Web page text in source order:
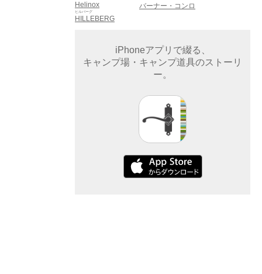
Helinox
HILLEBERG
ヒルバーグ
バーナー・コンロ
iPhoneアプリで綴る、
キャンプ場・キャンプ道具のストーリ
ー。